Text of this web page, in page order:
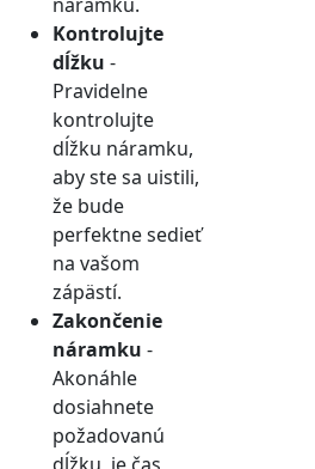
Kontrolujte
dĺžku -
Pravidelne
kontrolujte
dĺžku náramku,
aby ste sa uistili,
že bude
perfektne sedieť
na vašom
zápästí.
Zakončenie
náramku -
Akonáhle
dosiahnete
požadovanú